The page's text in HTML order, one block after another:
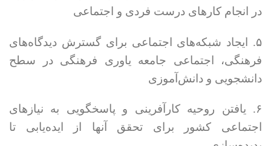
در انجام کارهای درست فردی و اجتماعی
۵. ایجاد شبکه‌های اجتماعی برای گسترش دیدگاه‌های
فرهنگی، اجتماعی جامعه یاوری فرهنگی در سطح
دانشجویی و دانش‌آموزی
۶. یافتن روحیه کارآفرینی و پاسخگویی به نیازهای
اجتماعی کشور برای تحقق آنها از ایده‌یابی تا